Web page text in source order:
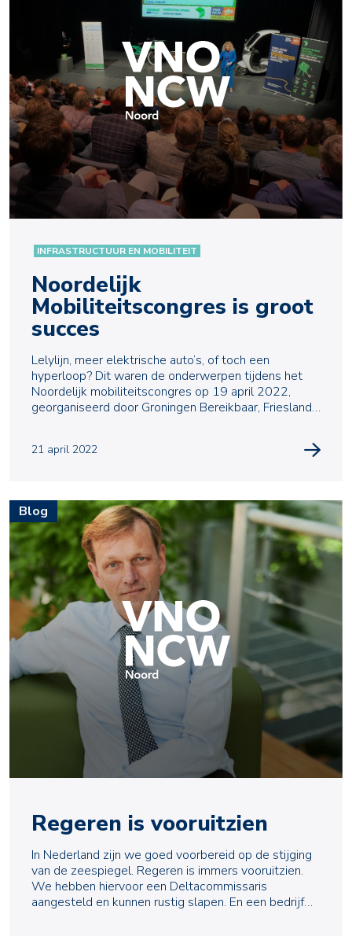
INFRASTRUCTUUR EN MOBILITEIT
Noordelijk
Mobiliteitscongres is groot
succes
Lelylijn, meer elektrische auto’s, of toch een
hyperloop? Dit waren de onderwerpen tijdens het
Noordelijk mobiliteitscongres op 19 april 2022,
georganiseerd door Groningen Bereikbaar, Friesland
21 april 2022
Blog
Regeren is vooruitzien
In Nederland zijn we goed voorbereid op de stijging
van de zeespiegel. Regeren is immers vooruitzien.
We hebben hiervoor een Deltacommissaris
aangesteld en kunnen rustig slapen. En een bedrijf